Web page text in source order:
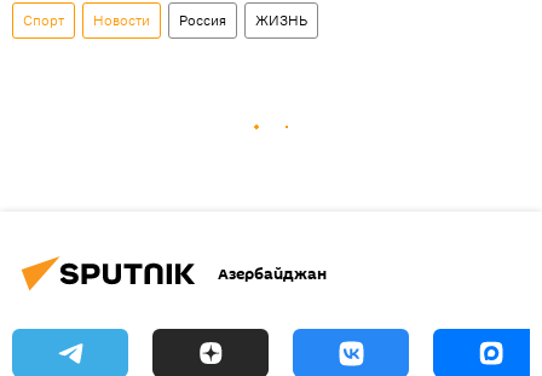
Спорт Новости Россия ЖИЗНЬ
Азербайджан